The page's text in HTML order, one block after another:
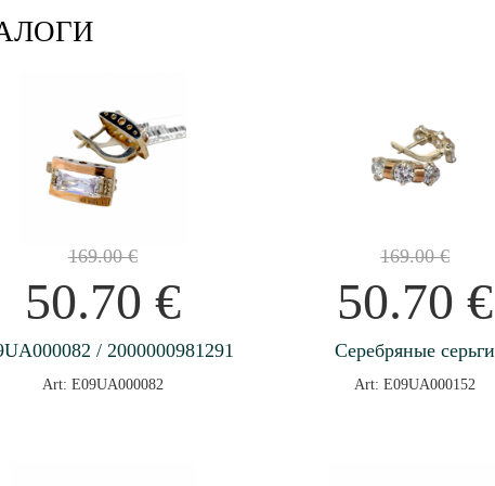
169.00€
50.70€
/ 2000000981291
Art: E09UA000082
169.00€
50.70€
Серебряные серьги
Art: E09UA000152